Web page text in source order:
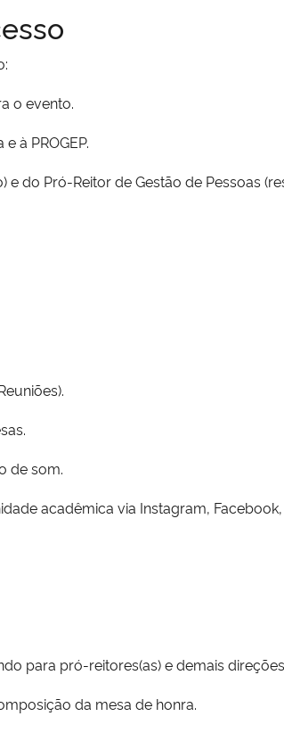
o evento.
à PROGEP.
do Pró-Reitor de Gestão de Pessoas
de som.
acadêmica via Instagram,
para pró-reitores(as) e demais
da mesa de honra.